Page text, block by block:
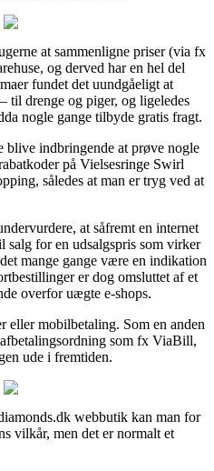
at sammenligne priser (via fx
og derved har en hel del
fundet det uundgåeligt at
til drenge og piger, og ligeledes
nogle gange tilbyde gratis fragt.
blive indbringende at prøve nogle
på Vielsesringe Swirl
således at man er tryg ved at
at såfremt en internet
for en udsalgspris som virker
mange gange være en indikation
er dog omsluttet af et
overfor uægte e-shops.
eller mobilbetaling. Som en anden
som fx ViaBill,
ude i fremtiden.
webbutik kan man for
vilkår, men det er normalt et